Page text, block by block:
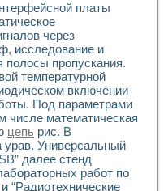
NATIONAL INSTRUMENTS
и корреляционный
принципа действия
обеспечение учебных
практикум для изучения
10 средствами LabVIEW
комплекс для исследования
лабораторный
реставрации одномерных
NATIONAL INSTRUMENTS в
алгоритма полигармонической
принципа действия
платы
через
исследование и
пропускания.
температурной
включении
Под параметрами
числе математическая
цепь рис. В
урав. Универсальный
далее стенд
работ по
“Радиотехнические